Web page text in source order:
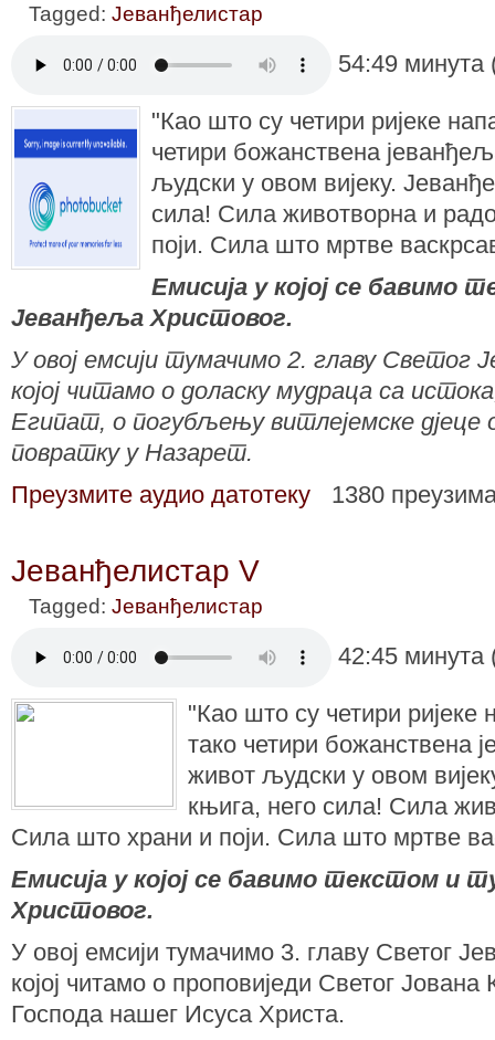
Tagged: Јеванђелистар
54:49
"Као што су четири ријеке
четири божанствена
људски у овом вијеку.
сила! Сила животворна и
поји. Сила што мртве
Емисија у којој се
Јеванђеља Христовог.
У овој емсији тумачимо 2. главу Светог
којој читамо о доласку мудраца са
Египат, о погубљењу витлејемске дјеце
повратку у Назарет.
Преузмите аудио датотеку
1380
Јеванђелистар V
Tagged: Јеванђелистар
42:45
"Као што су четири ријеке
тако четири божанствена
живот људски у овом
књига, него сила! Сила
Сила што храни и поји. Сила што мртве
Емисија у којој се бавимо текстом и
Христовог.
У овој емсији тумачимо 3. главу Светог
којој читамо о проповиједи Светог
Господа нашег Исуса Христа.